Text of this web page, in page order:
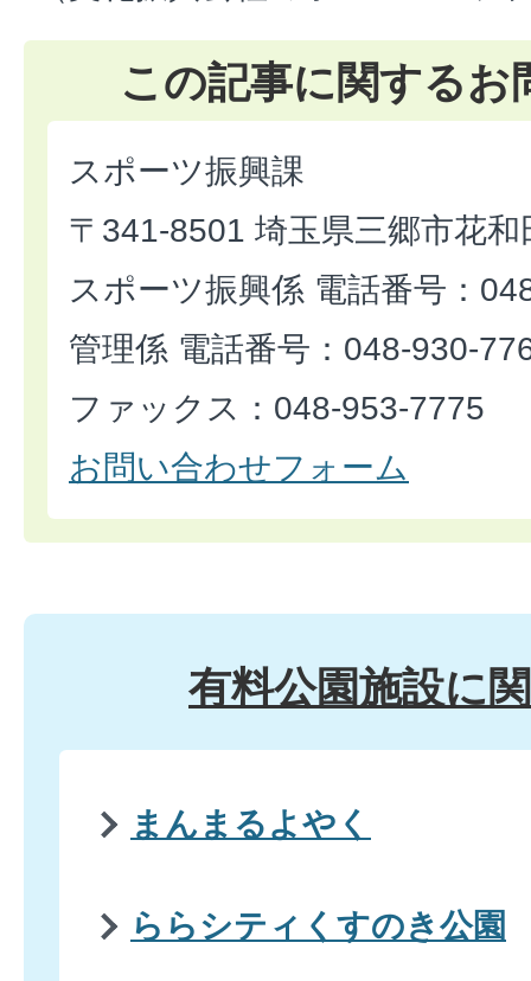
この記事に関するお
スポーツ振興課
〒341-8501 埼玉県三郷市花
スポーツ振興係 電話番号：
管理係 電話番号：048-930-
ファックス：048-953-7775
お問い合わせフォーム
有料公園施設に
まんまるよやく
ららシティくすのき公園